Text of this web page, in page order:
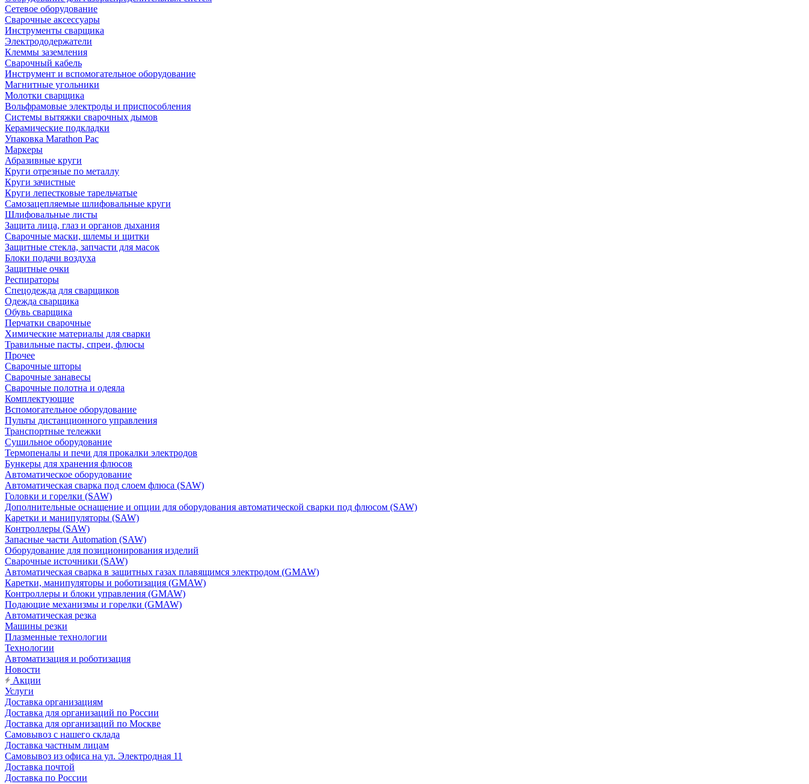
Сетевое оборудование
Сварочные аксессуары
Инструменты сварщика
Электрододержатели
Клеммы заземления
Сварочный кабель
Инструмент и вспомогательное оборудование
Магнитные угольники
Молотки сварщика
Вольфрамовые электроды и приспособления
Системы вытяжки сварочных дымов
Керамические подкладки
Упаковка Marathon Pac
Маркеры
Абразивные круги
Круги отрезные по металлу
Круги зачистные
Круги лепестковые тарельчатые
Самозацепляемые шлифовальные круги
Шлифовальные листы
Защита лица, глаз и органов дыхания
Сварочные маски, шлемы и щитки
Защитные стекла, запчасти для масок
Блоки подачи воздуха
Защитные очки
Респираторы
Спецодежда для сварщиков
Одежда сварщика
Обувь сварщика
Перчатки сварочные
Химические материалы для сварки
Травильные пасты, спреи, флюсы
Прочее
Сварочные шторы
Сварочные занавесы
Сварочные полотна и одеяла
Комплектующие
Вспомогательное оборудование
Пульты дистанционного управления
Транспортные тележки
Сушильное оборудование
Термопеналы и печи для прокалки электродов
Бункеры для хранения флюсов
Автоматическое оборудование
Автоматическая сварка под слоем флюса (SAW)
Головки и горелки (SAW)
Дополнительные оснащение и опции для оборудования автоматической сварки под флюсом (SAW)
Каретки и манипуляторы (SAW)
Контроллеры (SAW)
Запасные части Automation (SAW)
Оборудование для позиционирования изделий
Сварочные источники (SAW)
Автоматическая сварка в защитных газах плавящимся электродом (GMAW)
Каретки, манипуляторы и роботизация (GMAW)
Контроллеры и блоки управления (GMAW)
Подающие механизмы и горелки (GMAW)
Автоматическая резка
Машины резки
Плазменные технологии
Технологии
Автоматизация и роботизация
Новости
Акции
Услуги
Доставка организациям
Доставка для организаций по России
Доставка для организаций по Москве
Самовывоз с нашего склада
Доставка частным лицам
Самовывоз из офиса на ул. Электродная 11
Доставка почтой
Доставка по России